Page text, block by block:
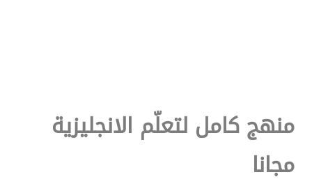
منهج كامل لتعلّم الانجليزية
مجانا